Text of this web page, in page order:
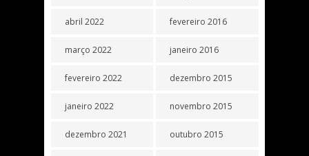
abril 2022
março 2022
fevereiro 2022
janeiro 2022
dezembro 2021
fevereiro 2016
janeiro 2016
dezembro 2015
novembro 2015
outubro 2015